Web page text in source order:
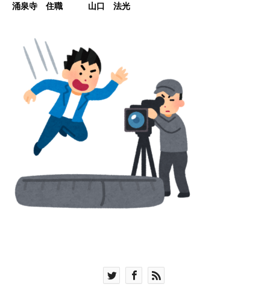
涌泉寺 住職 山口 法光